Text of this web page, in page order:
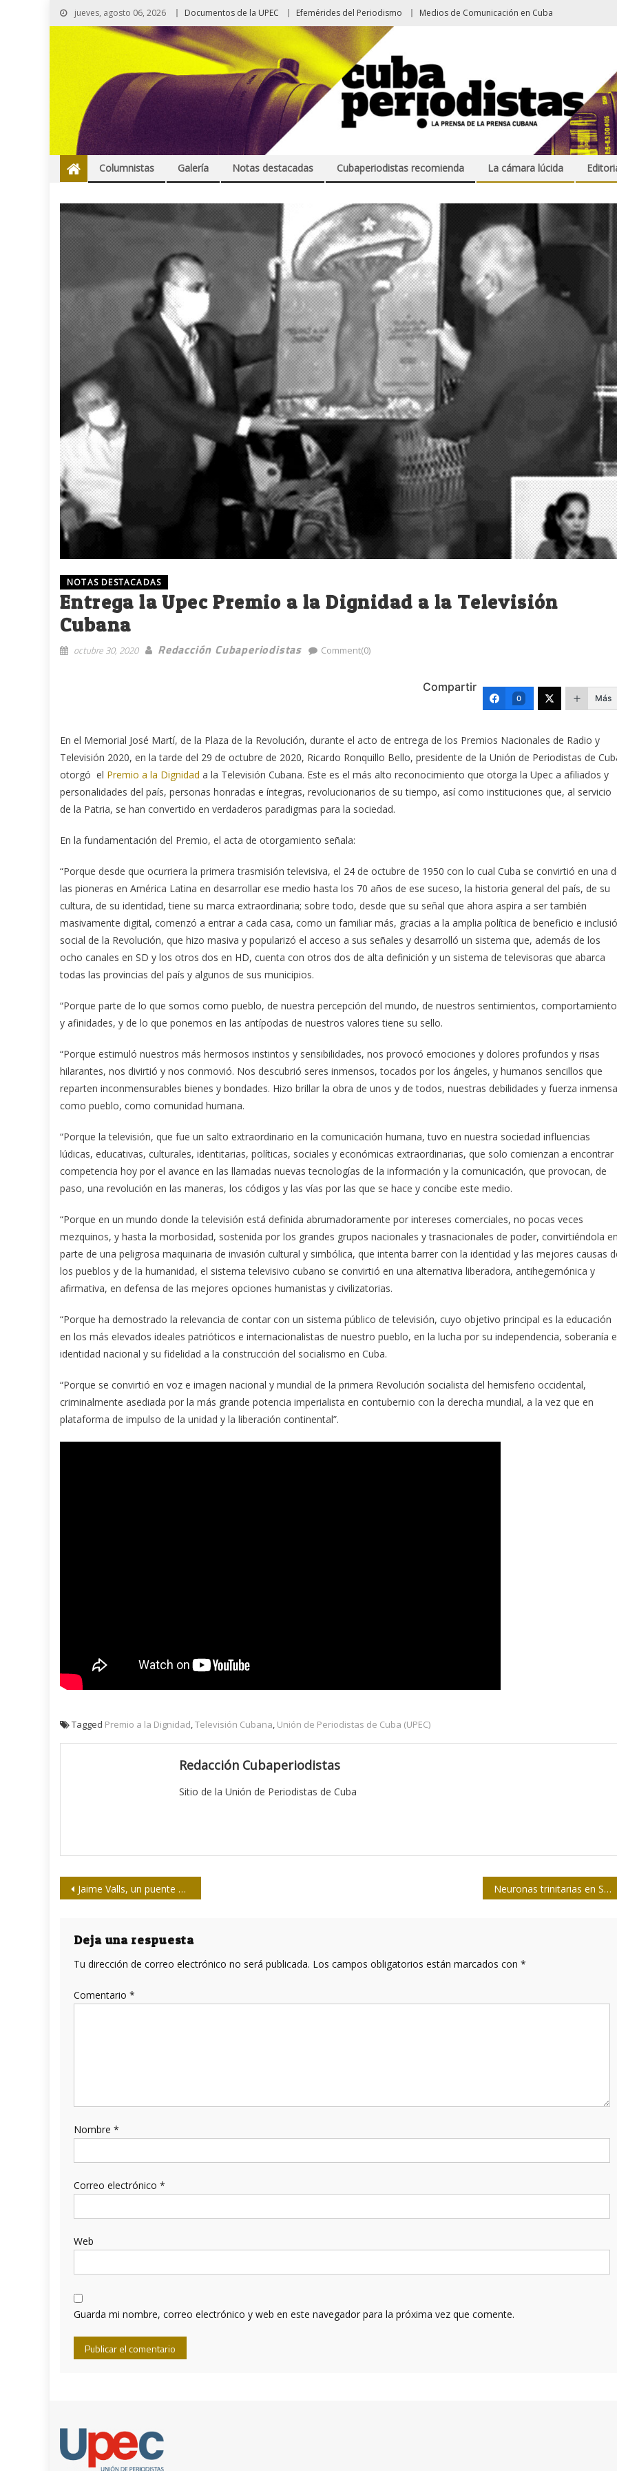
jueves, agosto 06, 2026 Documentos de la UPEC Efemérides del Periodismo Medios de Comunicación en Cuba
Columnistas Galería Notas destacadas Cubaperiodistas recomienda La cámara lúcida
NOTAS DESTACADAS
Entrega la Upec Premio a la Dignidad a la Televisión
Cubana
octubre 30, 2020 Redacción Cubaperiodistas Comment(0)
Compartir
0 Más
En el Memorial José Martí, de la Plaza de la Revolución, durante el acto de entrega de los Premios Nacionales de Radio y
Televisión 2020, en la tarde del 29 de octubre de 2020, Ricardo Ronquillo Bello, presidente de la Unión de Periodistas de
otorgó el Premio a la Dignidad a la Televisión Cubana. Este es el más alto reconocimiento que otorga la Upec a afiliados y
personalidades del país, personas honradas e íntegras, revolucionarios de su tiempo, así como instituciones que, al servicio
de la Patria, se han convertido en verdaderos paradigmas para la sociedad.
En la fundamentación del Premio, el acta de otorgamiento señala:
“Porque desde que ocurriera la primera trasmisión televisiva, el 24 de octubre de 1950 con lo cual Cuba se convirtió en una
las pioneras en América Latina en desarrollar ese medio hasta los 70 años de ese suceso, la historia general del país, de su
cultura, de su identidad, tiene su marca extraordinaria; sobre todo, desde que su señal que ahora aspira a ser también
masivamente digital, comenzó a entrar a cada casa, como un familiar más, gracias a la amplia política de beneficio e
social de la Revolución, que hizo masiva y popularizó el acceso a sus señales y desarrolló un sistema que, además de los
ocho canales en SD y los otros dos en HD, cuenta con otros dos de alta definición y un sistema de televisoras que abarca
todas las provincias del país y algunos de sus municipios.
“Porque parte de lo que somos como pueblo, de nuestra percepción del mundo, de nuestros sentimientos,
y afinidades, y de lo que ponemos en las antípodas de nuestros valores tiene su sello.
“Porque estimuló nuestros más hermosos instintos y sensibilidades, nos provocó emociones y dolores profundos y risas
hilarantes, nos divirtió y nos conmovió. Nos descubrió seres inmensos, tocados por los ángeles, y humanos sencillos que
reparten inconmensurables bienes y bondades. Hizo brillar la obra de unos y de todos, nuestras debilidades y fuerza inmensa
como pueblo, como comunidad humana.
“Porque la televisión, que fue un salto extraordinario en la comunicación humana, tuvo en nuestra sociedad influencias
lúdicas, educativas, culturales, identitarias, políticas, sociales y económicas extraordinarias, que solo comienzan a encontrar
competencia hoy por el avance en las llamadas nuevas tecnologías de la información y la comunicación, que provocan, de
paso, una revolución en las maneras, los códigos y las vías por las que se hace y concibe este medio.
“Porque en un mundo donde la televisión está definida abrumadoramente por intereses comerciales, no pocas veces
mezquinos, y hasta la morbosidad, sostenida por los grandes grupos nacionales y trasnacionales de poder, convirtiéndola
parte de una peligrosa maquinaria de invasión cultural y simbólica, que intenta barrer con la identidad y las mejores causas
los pueblos y de la humanidad, el sistema televisivo cubano se convirtió en una alternativa liberadora, antihegemónica y
afirmativa, en defensa de las mejores opciones humanistas y civilizatorias.
“Porque ha demostrado la relevancia de contar con un sistema público de televisión, cuyo objetivo principal es la educación
en los más elevados ideales patrióticos e internacionalistas de nuestro pueblo, en la lucha por su independencia, soberanía e
identidad nacional y su fidelidad a la construcción del socialismo en Cuba.
“Porque se convirtió en voz e imagen nacional y mundial de la primera Revolución socialista del hemisferio occidental,
criminalmente asediada por la más grande potencia imperialista en contubernio con la derecha mundial, a la vez que en
plataforma de impulso de la unidad y la liberación continental”.
Tagged Premio a la Dignidad,Televisión Cubana, Unión de Periodistas de Cuba (UPEC)
Redacción Cubaperiodistas
Sitio de la Unión de Periodistas de Cuba
Navegación
entradas
Jaime Valls, un puente entre Cataluña y La Habana Neuronas trinitarias en Soberana 01
Deja una respuesta
Tu dirección de correo electrónico no será publicada. Los campos obligatorios están marcados con *
Comentario *
Nombre *
Correo electrónico *
Web
Guarda mi nombre, correo electrónico y web en este navegador para la próxima vez que comente.